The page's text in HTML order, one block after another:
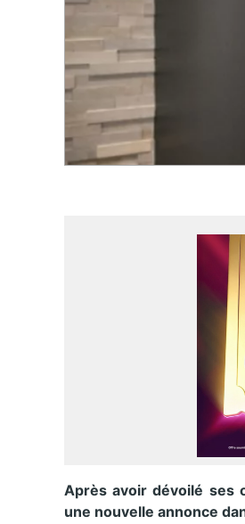
Après avoir dévoilé ses
une nouvelle annonce